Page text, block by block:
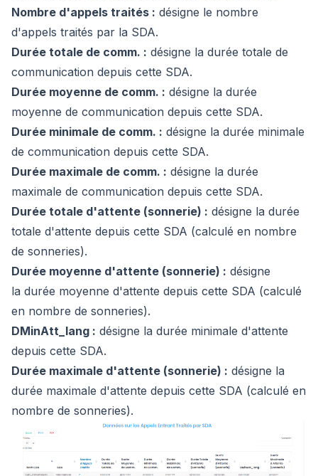
Nombre d'appels traités : désigne le nombre
d'appels traités par la SDA.
Durée totale de comm. : désigne la durée totale de
communication depuis cette SDA.
Durée moyenne de comm. : désigne la durée
moyenne de communication depuis cette SDA.
Durée minimale de comm. : désigne la durée minimale
de communication depuis cette SDA.
Durée maximale de comm. : désigne la durée
maximale de communication depuis cette SDA.
Durée totale d'attente (sonnerie) : désigne la durée
totale d'attente depuis cette SDA (calculé en nombre
de sonneries).
Durée moyenne d'attente (sonnerie) : désigne
la durée moyenne d'attente depuis cette SDA (calculé
en nombre de sonneries).
DMinAtt_lang : désigne la durée minimale d'attente
depuis cette SDA.
Durée maximale d'attente (sonnerie) : désigne la
durée maximale d'attente depuis cette SDA (calculé en
nombre de sonneries).